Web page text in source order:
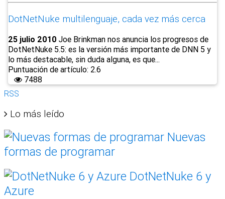
DotNetNuke multilenguaje, cada vez más cerca
25 julio 2010 Joe Brinkman nos anuncia los progresos de
DotNetNuke 5.5: es la versión más importante de DNN 5 y
lo más destacable, sin duda alguna, es que...
Puntuación de artículo: 2.6
7488
RSS
Lo más leído
Nuevas
formas de programar
DotNetNuke 6 y
Azure